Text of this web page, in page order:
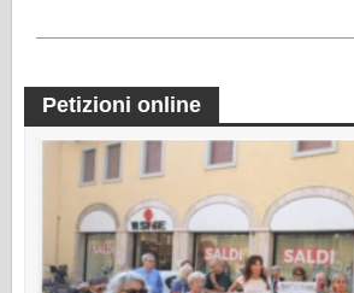
Petizioni online